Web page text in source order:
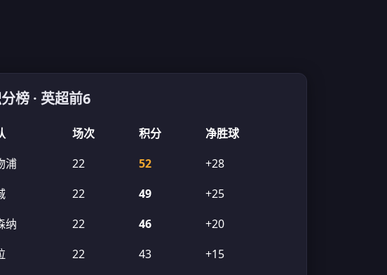
榜 · 英超前6
场次 积分
净胜球
浦 22 52
+28
22 49
+25
纳 22 46
+20
22 43
+15